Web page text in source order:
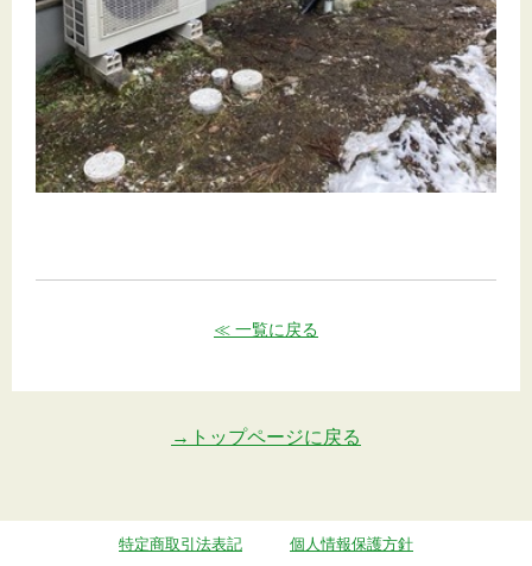
≪ 一覧に戻る
→トップページに戻る
特定商取引法表記 個人情報保護方針